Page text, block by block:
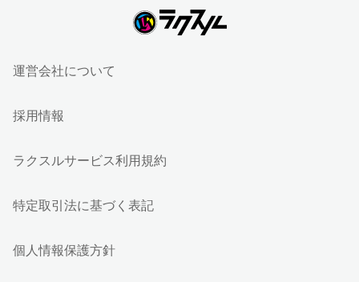
運営会社について
採用情報
ラクスルサービス利用規約
特定取引法に基づく表記
個人情報保護方針